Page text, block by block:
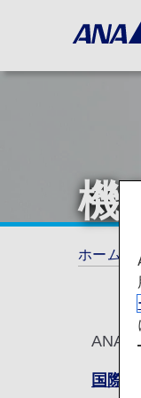
機
ホーム
ANA
国際